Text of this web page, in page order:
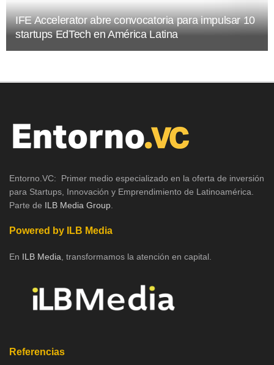
IFE Accelerator abre convocatoria para impulsar 10
startups EdTech en América Latina
Entorno.VC: Primer medio especializado en la oferta de inversión
para Startups, Innovación y Emprendimiento de Latinoamérica.
Parte de ILB Media Group
Powered by ILB Media
En ILB Media , transformamos la atención en capital.
Referencias